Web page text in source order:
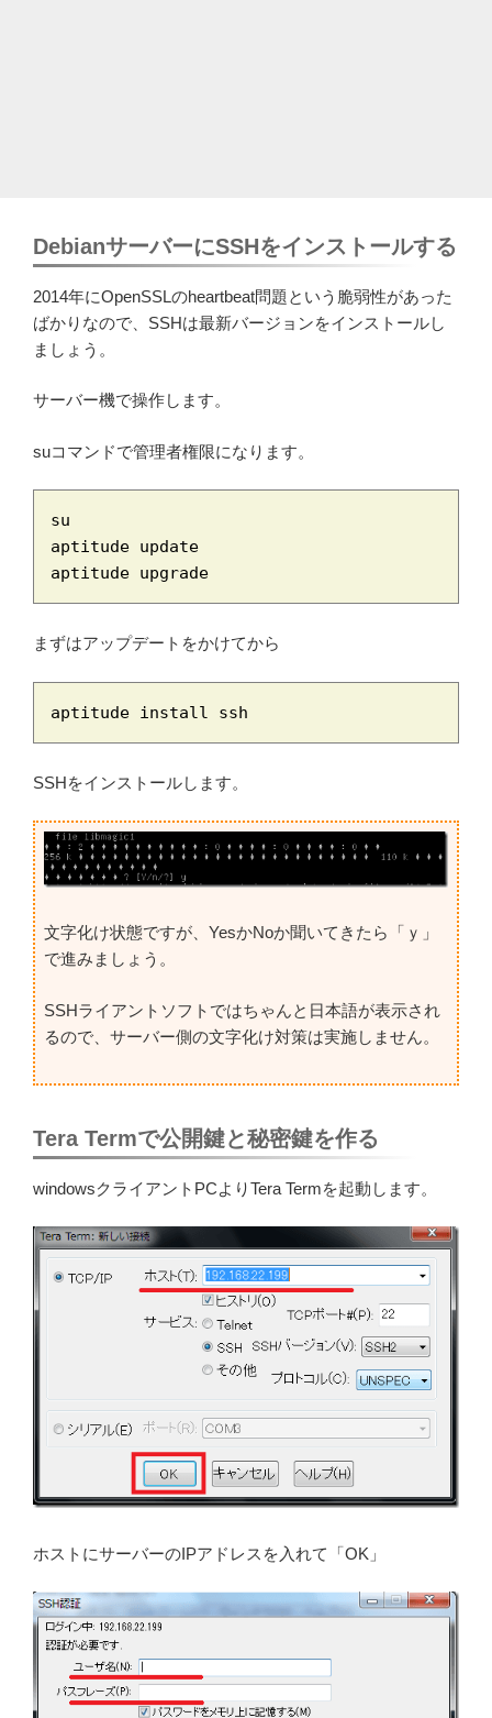
DebianサーバーにSSHをインストールする
2014年にOpenSSLのheartbeat問題という脆弱性があった
ばかりなので、SSHは最新バージョンをインストールし
ましょう。
サーバー機で操作します。
suコマンドで管理者権限になります。
su
aptitude update
aptitude upgrade
まずはアップデートをかけてから
aptitude install ssh
SSHをインストールします。
文字化け状態ですが、YesかNoか聞いてきたら「ｙ」
で進みましょう。
SSHライアントソフトではちゃんと日本語が表示され
るので、サーバー側の文字化け対策は実施しません。
Tera Termで公開鍵と秘密鍵を作る
windowsクライアントPCよりTera Termを起動します。
ホストにサーバーのIPアドレスを入れて「OK」